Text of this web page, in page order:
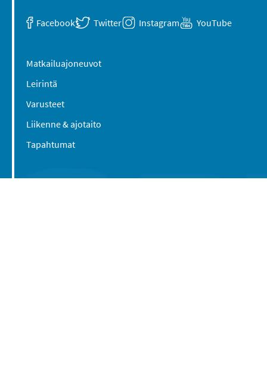
Facebook Twitter Instagram YouTube
Matkailuajoneuvot
Leirintä
Varusteet
Liikenne & ajotaito
Tapahtumat